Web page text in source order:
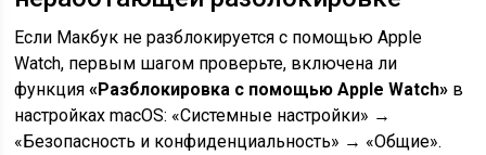
Если Макбук не разблокируется с помощью Apple
Watch, первым шагом проверьте, включена ли
функция«Разблокировка с помощью Apple Watch» в
настройках macOS: «Системные настройки» →
«Безопасность и конфиденциальность» → «Общие».